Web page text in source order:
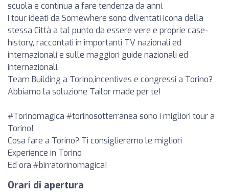
scuola e continua a fare tendenza da anni.
I tour ideati da Somewhere sono diventati Icona della
stessa Città a tal punto da essere vere e proprie case-
history, raccontati in importanti TV nazionali ed
internazionali e sulle maggiori guide nazionali ed
internazionali.
Team Building a Torino,incentives e congressi a Torino?
Abbiamo la soluzione Tailor made per te!
#Torinomagica #torinosotterranea sono i migliori tour a
Torino!
Cosa fare a Torino? Ti consiglieremo le migliori
Experience in Torino
Ed ora #birratorinomagica!
Orari di apertura